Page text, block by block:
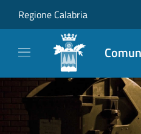
Regione Calabria